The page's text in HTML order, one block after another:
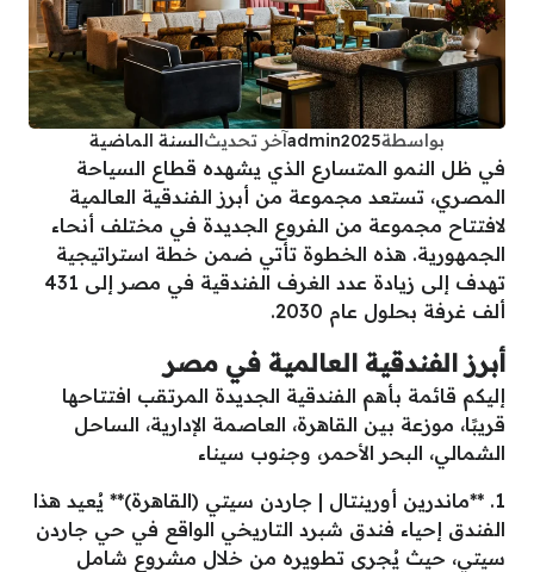
بواسطةadmin2025آخر تحديثالسنة الماضية
في ظل النمو المتسارع الذي يشهده قطاع السياحة
المصري، تستعد مجموعة من أبرز الفندقية العالمية
لافتتاح مجموعة من الفروع الجديدة في مختلف أنحاء
الجمهورية. هذه الخطوة تأتي ضمن خطة استراتيجية
تهدف إلى زيادة عدد الغرف الفندقية في مصر إلى 431
ألف غرفة بحلول عام 2030.
أبرز الفندقية العالمية في مصر
إليكم قائمة بأهم الفندقية الجديدة المرتقب افتتاحها
قريبًا، موزعة بين القاهرة، العاصمة الإدارية، الساحل
الشمالي، البحر الأحمر، وجنوب سيناء
1. **ماندرين أورينتال | جاردن سيتي (القاهرة)** يُعيد هذا
الفندق إحياء فندق شبرد التاريخي الواقع في حي جاردن
سيتي، حيث يُجرى تطويره من خلال مشروع شامل